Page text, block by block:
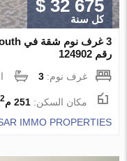
$ 32 675
كل سنة
رقم 124902
غرف نوم:3
مكان السكن:251 م 2
IMMO PROPERTIES